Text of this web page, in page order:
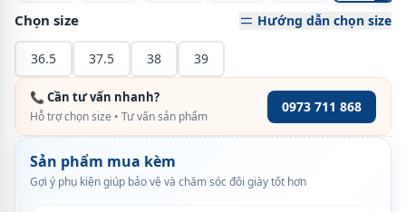
Chọn size Hướng dẫn chọn size
36.5 37.5 38 39
📞 Cần tư vấn nhanh?
Hỗ trợ chọn size • Tư vấn sản phẩm
0973 711 868
Sản phẩm mua kèm
Gợi ý phụ kiện giúp bảo vệ và chăm sóc đôi giày tốt hơn